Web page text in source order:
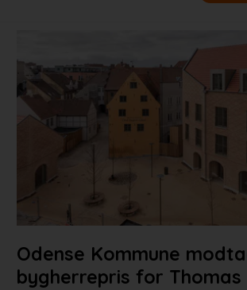
Bygningen
Projekter
Jobportal
Odense Kommune
bygherrepris for Thomas